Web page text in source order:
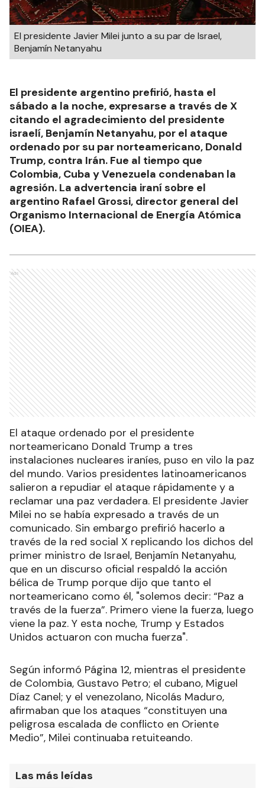
El presidente Javier Milei junto a su par de Israel,
Benjamín Netanyahu
El presidente argentino prefirió, hasta el
sábado a la noche, expresarse a través de X
citando el agradecimiento del presidente
israelí, Benjamín Netanyahu, por el ataque
ordenado por su par norteamericano, Donald
Trump, contra Irán. Fue al tiempo que
Colombia, Cuba y Venezuela condenaban la
agresión. La advertencia iraní sobre el
argentino Rafael Grossi, director general del
Organismo Internacional de Energía Atómica
(OIEA).
Ads
El ataque ordenado por el presidente
norteamericano Donald Trump a tres
instalaciones nucleares iraníes, puso en vilo la paz
del mundo. Varios presidentes latinoamericanos
salieron a repudiar el ataque rápidamente y a
reclamar una paz verdadera. El presidente Javier
Milei no se había expresado a través de un
comunicado. Sin embargo prefirió hacerlo a
través de la red social X replicando los dichos del
primer ministro de Israel, Benjamín Netanyahu,
que en un discurso oficial respaldó la acción
bélica de Trump porque dijo que tanto el
norteamericano como él, "solemos decir: “Paz a
través de la fuerza”. Primero viene la fuerza, luego
viene la paz. Y esta noche, Trump y Estados
Unidos actuaron con mucha fuerza".
Según informó Página 12, mientras el presidente
de Colombia, Gustavo Petro; el cubano, Miguel
Díaz Canel; y el venezolano, Nicolás Maduro,
afirmaban que los ataques “constituyen una
peligrosa escalada de conflicto en Oriente
Medio”, Milei continuaba retuiteando.
Las más leídas